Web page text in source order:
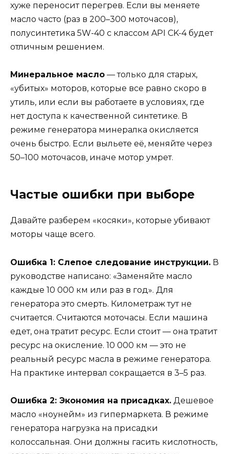
хуже переносит перегрев. Если вы меняете
масло часто (раз в 200–300 моточасов),
полусинтетика 5W-40 с классом API CK-4 будет
отличным решением.
Минеральное масло — только для старых,
«убитых» моторов, которые все равно скоро в
утиль, или если вы работаете в условиях, где
нет доступа к качественной синтетике. В
режиме генератора минералка окисляется
очень быстро. Если выльете её, меняйте через
50–100 моточасов, иначе мотор умрет.
Частые ошибки при выборе
Давайте разберем «косяки», которые убивают
моторы чаще всего.
Ошибка 1: Слепое следование инструкции. В
руководстве написано: «Заменяйте масло
каждые 10 000 км или раз в год». Для
генератора это смерть. Километраж тут не
считается. Считаются моточасы. Если машина
едет, она тратит ресурс. Если стоит — она тратит
ресурс на окисление. 10 000 км — это не
реальный ресурс масла в режиме генератора.
На практике интервал сокращается в 3–5 раз.
Ошибка 2: Экономия на присадках. Дешевое
масло «ноунейм» из гипермаркета. В режиме
генератора нагрузка на присадки
колоссальная. Они должны гасить кислотность,